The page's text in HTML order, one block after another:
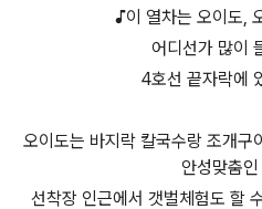
♪이 열차는 오이도,
어디선가 많이
4호선 끝자락에
오이도는 바지락 칼국수랑 조개구
안성맞춤
선착장 인근에서 갯벌체험도 할